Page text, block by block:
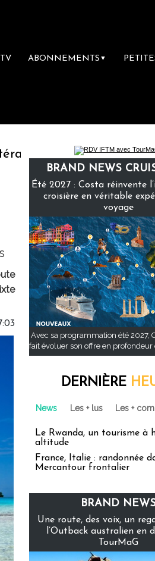
TV ABONNEMENTS ▼
première librairie du
BRAND NEWS
Été 2027 : Costa réinvente
croisière en véritable
voyage
Avec sa programmation été 2027,
fait évoluer son offre en profondeur
DERNIÈRE
News Les + lus Les +
Le Rwanda, un tourisme à
altitude
France, Italie : randonnée
Mercantour frontalier
BRAND
Une route, des voix, un
l’Outback australien en
TourMaG